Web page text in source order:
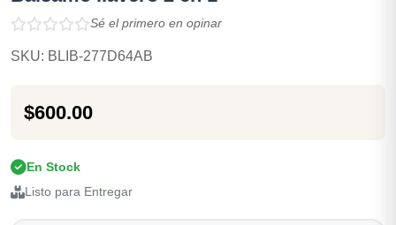
Sé el primero en opinar
SKU: BLIB-277D64AB
$600.00
En Stock
Listo para Entregar